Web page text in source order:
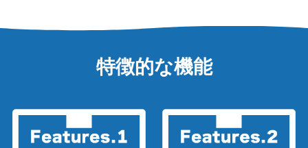
特徴的な機能